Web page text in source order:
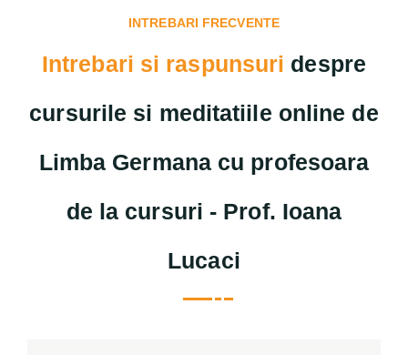
INTREBARI FRECVENTE
Intrebari si raspunsuri despre
cursurile si meditatiile online de
Limba Germana cu profesoara
de la cursuri - Prof. Ioana
Lucaci